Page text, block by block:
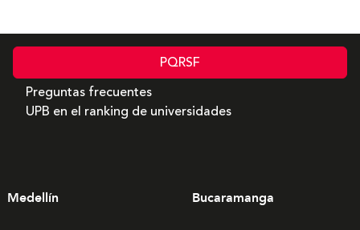
PQRSF
Preguntas frecuentes
UPB en el ranking de universidades
Medellín Bucaramanga